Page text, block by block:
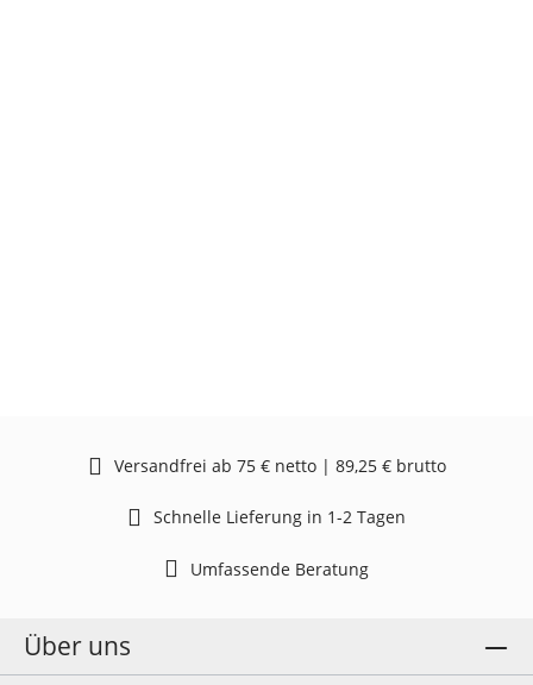
Versandfrei ab 75 € netto | 89,25 € brutto
Schnelle Lieferung in 1-2 Tagen
Umfassende Beratung
Über uns